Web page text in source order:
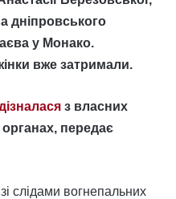
дніпровського
у Монако.
вже затримали.
з власних
передає
слідами вогнепальних